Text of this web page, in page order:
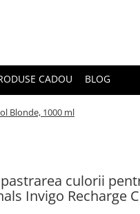
CADOU BLOG
Blonde, 1000 ml
culorii
Invigo Recharge